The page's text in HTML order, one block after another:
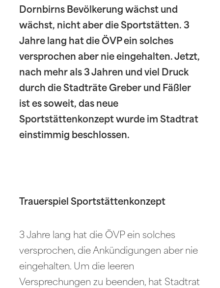
Dornbirns Bevölkerung wächst und
wächst, nicht aber die Sportstätten. 3
Jahre lang hat die ÖVP ein solches
versprochen aber nie eingehalten. Jetzt,
nach mehr als 3 Jahren und viel Druck
durch die Stadträte Greber und Fäßler
ist es soweit, das neue
Sportstättenkonzept wurde im Stadtrat
einstimmig beschlossen.
Trauerspiel Sportstättenkonzept
3 Jahre lang hat die ÖVP ein solches
versprochen, die Ankündigungen aber nie
eingehalten. Um die leeren
Versprechungen zu beenden, hat Stadtrat